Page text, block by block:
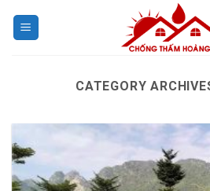
CATEGORY